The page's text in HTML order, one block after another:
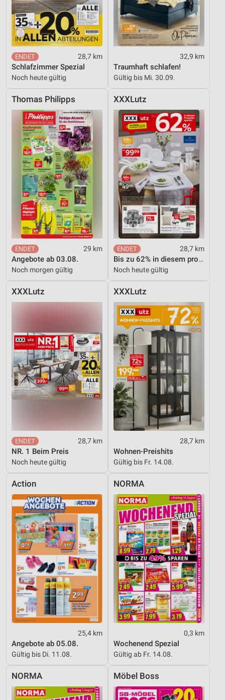
28,7 km
Schlafzimmer Spezial
Noch heute gültig
32,9 km
Traumhaft schlafen!
Gültig bis Mi. 30.09.
Thomas Philipps
29 km
Angebote ab 03.08.
Noch morgen gültig
XXXLutz
28,7 km
Bis zu 62% in diesem prospekt
Noch heute gültig
XXXLutz
28,7 km
NR. 1 Beim Preis
Noch heute gültig
XXXLutz
28,7 km
Wohnen-Preishits
Gültig bis Fr. 14.08.
Action
25,4 km
Angebote ab 05.08.
Gültig bis Di. 11.08.
NORMA
0,3 km
Wochenend Spezial
Gültig ab Fr. 14.08.
NORMA Möbel Boss